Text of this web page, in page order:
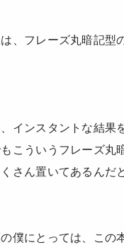
、フレーズ丸暗記型
インスタントな結果
こういうフレーズ丸
さん置いてあるんだ
僕にとっては、この